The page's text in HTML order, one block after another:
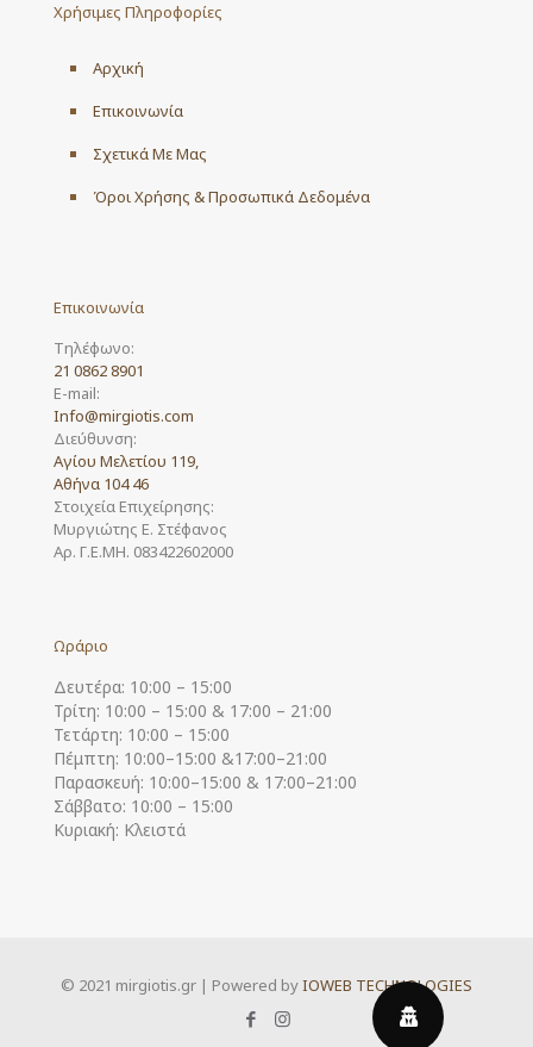
be
on
product
Χρήσιμες Πληροφορίες
Αρχική
Επικοινωνία
Σχετικά Με Μας
Όροι Χρήσης & Προσωπικά Δεδομένα
Επικοινωνία
Τηλέφωνο:
21 0862 8901
E-mail:
Info@mirgiotis.com
Διεύθυνση:
Αγίου Μελετίου 119,
Αθήνα 104 46
Στοιχεία Επιχείρησης:
Μυργιώτης Ε. Στέφανος
Αρ. Γ.Ε.ΜΗ. 083422602000
Ωράριο
Δευτέρα: 10:00 – 15:00
Τρίτη: 10:00 – 15:00 & 17:00 – 21:00
Τετάρτη: 10:00 – 15:00
Πέμπτη: 10:00–15:00 &17:00–21:00
Παρασκευή: 10:00–15:00 & 17:00–21:00
Σάββατο: 10:00 – 15:00
Κυριακή: Κλειστά
© 2021 mirgiotis.gr | Powered byIOWEB TECHNOLOGIES